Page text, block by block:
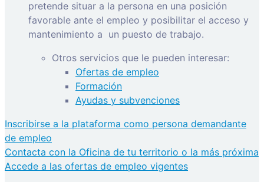
pretende situar a la persona en una posición
favorable ante el empleo y posibilitar el acceso y
mantenimiento a un puesto de trabajo.
Otros servicios que le pueden interesar:
Ofertas de empleo
Formación
Ayudas y subvenciones
Inscribirse a la plataforma como persona demandante
de empleo
Contacta con la Oficina de tu territorio o la más próxima
Accede a las ofertas de empleo vigentes